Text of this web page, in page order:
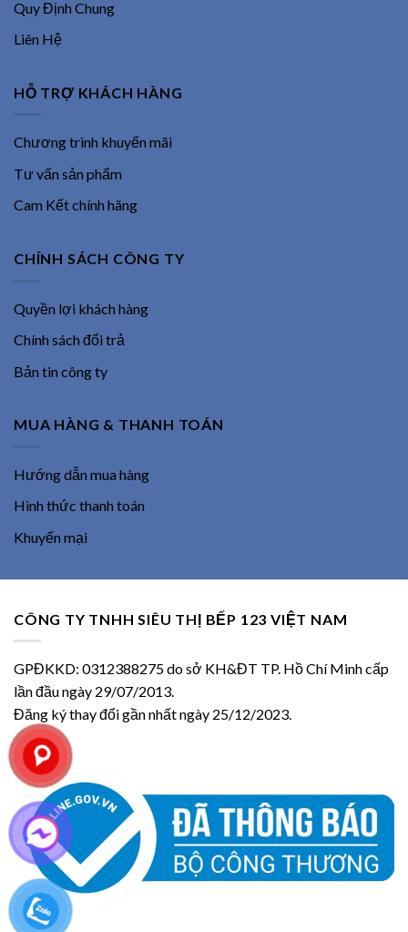
Quy Định Chung
Liên Hệ
HỖ TRỢ KHÁCH HÀNG
Chương trình khuyến mãi
Tư vấn sản phẩm
Cam Kết chính hãng
CHÍNH SÁCH CÔNG TY
Quyền lợi khách hàng
Chính sách đổi trả
Bản tin công ty
MUA HÀNG & THANH TOÁN
Hướng dẫn mua hàng
Hình thức thanh toán
Khuyến mại
CÔNG TY TNHH SIÊU THỊ BẾP 123 VIỆT NAM
GPĐKKD: 0312388275 do sở KH&ĐT TP. Hồ Chí Minh cấp
lần đầu ngày 29/07/2013.
Đăng ký thay đổi gần nhất ngày 25/12/2023.